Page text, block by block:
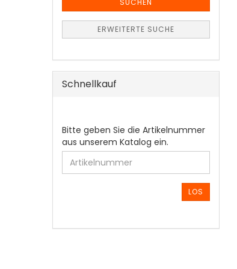
SUCHEN
ERWEITERTE SUCHE
Schnellkauf
BITTE
GEBEN
SIE
DIE
ARTIKELNUMMER
EIN.
Bitte geben Sie die Artikelnummer
aus unserem Katalog ein.
LOS